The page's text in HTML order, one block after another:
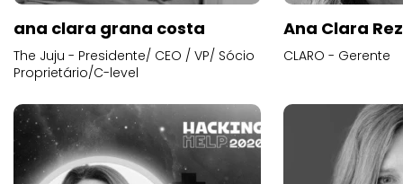
ana clara grana costa
The Juju - Presidente/ CEO / VP/ Sócio
Proprietário/C-level
Ana Clara
CLARO - Gerente